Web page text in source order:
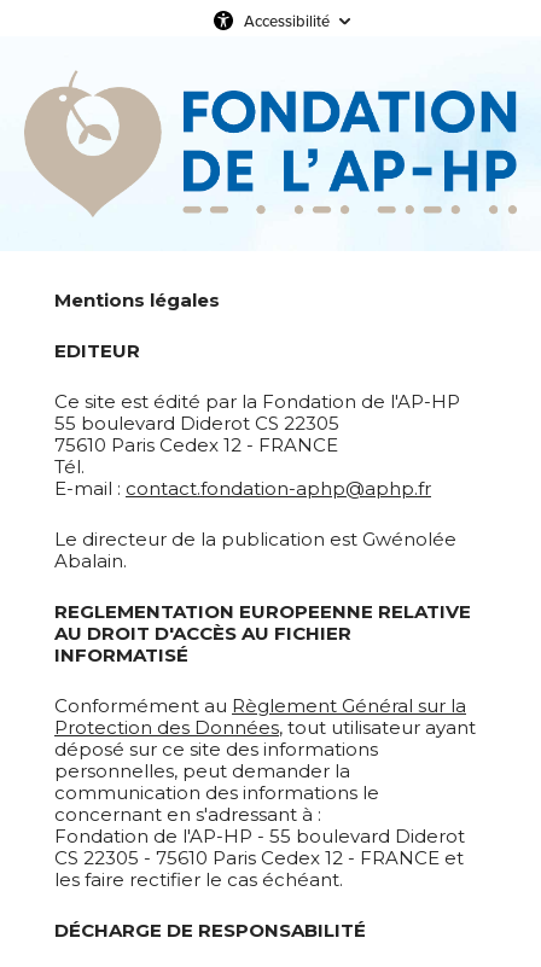
Accessibilité
Mentions légales
EDITEUR
Ce site est édité par la Fondation de l'AP-HP
55 boulevard Diderot CS 22305
75610 Paris Cedex 12 - FRANCE
Tél.
E-mail : contact.fondation-aphp@aphp.fr
Le directeur de la publication est Gwénolée
Abalain.
REGLEMENTATION EUROPEENNE RELATIVE
AU DROIT D'ACCÈS AU FICHIER
INFORMATISÉ
Conformément au Règlement Général sur la
Protection des Données, tout utilisateur ayant
déposé sur ce site des informations
personnelles, peut demander la
communication des informations le
concernant en s'adressant à :
Fondation de l'AP-HP - 55 boulevard Diderot
CS 22305 - 75610 Paris Cedex 12 - FRANCE et
les faire rectifier le cas échéant.
DÉCHARGE DE RESPONSABILITÉ